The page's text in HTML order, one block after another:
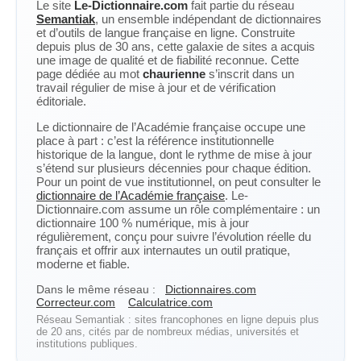
Le site Le-Dictionnaire.com fait partie du réseau
Semantiak, un ensemble indépendant de dictionnaires
et d’outils de langue française en ligne. Construite
depuis plus de 30 ans, cette galaxie de sites a acquis
une image de qualité et de fiabilité reconnue. Cette
page dédiée au mot chaurienne s’inscrit dans un
travail régulier de mise à jour et de vérification
éditoriale.
Le dictionnaire de l’Académie française occupe une
place à part : c’est la référence institutionnelle
historique de la langue, dont le rythme de mise à jour
s’étend sur plusieurs décennies pour chaque édition.
Pour un point de vue institutionnel, on peut consulter le
dictionnaire de l’Académie française. Le-
Dictionnaire.com assume un rôle complémentaire : un
dictionnaire 100 % numérique, mis à jour
régulièrement, conçu pour suivre l’évolution réelle du
français et offrir aux internautes un outil pratique,
moderne et fiable.
Dans le même réseau :
Dictionnaires.com
Correcteur.com
Calculatrice.com
Réseau Semantiak : sites francophones en ligne depuis plus
de 20 ans, cités par de nombreux médias, universités et
institutions publiques.